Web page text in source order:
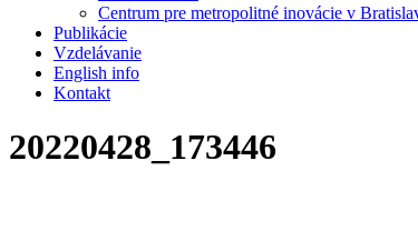
Centrum pre metropolitné inovácie v
Publikácie
Vzdelávanie
English info
Kontakt
20220428_173446